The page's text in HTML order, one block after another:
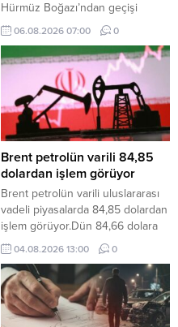
Hürmüz Boğazı’ndan geçişi
sırasında gemi yakınında iki
patlama sesi duyulduğu bildirildi.
06.08.2026 07:00 0
Brent petrolün varili 84,85
dolardan işlem görüyor
Brent petrolün varili uluslararası
vadeli piyasalarda 84,85 dolardan
işlem görüyor.Dün 84,66 dolara
kadar yükselen Brent petrolün
ekim vadeli varil fiyatı, günü 83,77
dolardan tamamladı.
04.08.2026 13:00 0